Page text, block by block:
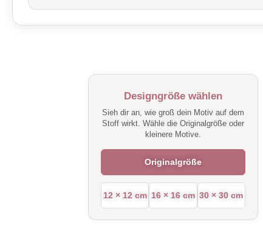
Designgröße wählen
Sieh dir an, wie groß dein Motiv auf dem
Stoff wirkt. Wähle die Originalgröße oder
kleinere Motive.
Originalgröße
12 × 12 cm 16 × 16 cm 30 × 30 cm